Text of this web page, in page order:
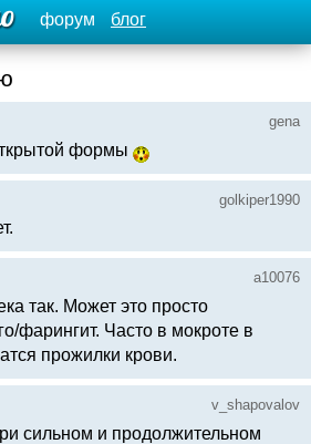
форум блог
gena
формы
golkiper1990
a10076
так. Может это просто
фарингит. Часто в мокроте в
прожилки крови.
v_shapovalov
сильном и продолжительном